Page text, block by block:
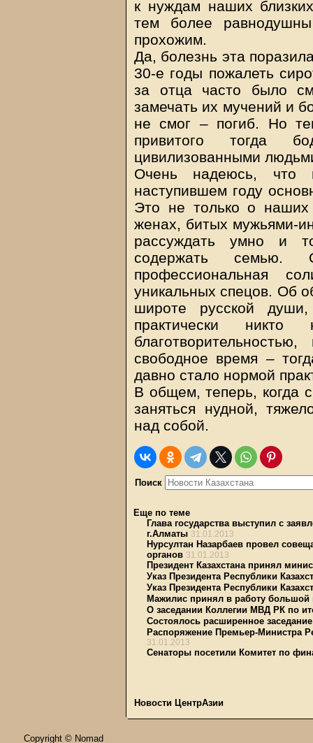
к нуждам наших
тем более
прохожим.
Да, болезнь эта
30-е годы пожалеть
за отца часто было
замечать их мучений и
не смог – погиб. Но
привитого тогда
цивилизованными
Очень надеюсь, что
наступившем году
Это не только о
женах, битых мужьями-
рассуждать умно и
содержать семью.
профессиональная
уникальных спецов. Об
широте русской
практически никто
свободное время –
давно стало нормой
В общем, теперь, когда
заняться нудной,
над собой.
Поиск
Еще по теме
Глава государства выступил с
г.Алматы 31.01.2013
Нурсултан Назарбаев провел
органов 31.01.2013
Президент Казахстана принял
Указ Президента Республики
Указ Президента Республики
Мажилис принял в работу большой
О заседании Коллегии МВД РК по
Состоялось расширенное
Распоряжение Премьер-Министра
31.01.2013
Сенаторы посетили Комитет по
Новости ЦентрАзии
Copyright © Nomad